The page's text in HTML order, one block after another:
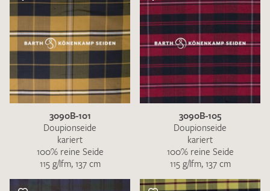
3090B-101
Doupionseide
kariert
100% reine Seide
115 g/lfm, 137 cm
3090B-105
Doupionseide
kariert
100% reine Seide
115 g/lfm, 137 cm